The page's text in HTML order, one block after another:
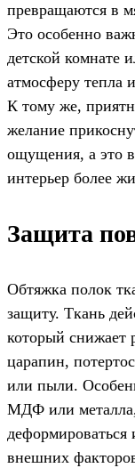
превращаются в
Это особенно
детской комнате
атмосферу тепла
К тому же,
желание
ощущения, а это в
интерьер более
Защита
Обтяжка полок
защиту. Ткань
который снижает
царапин,
или пыли.
МДФ или металла,
деформироваться
внешних